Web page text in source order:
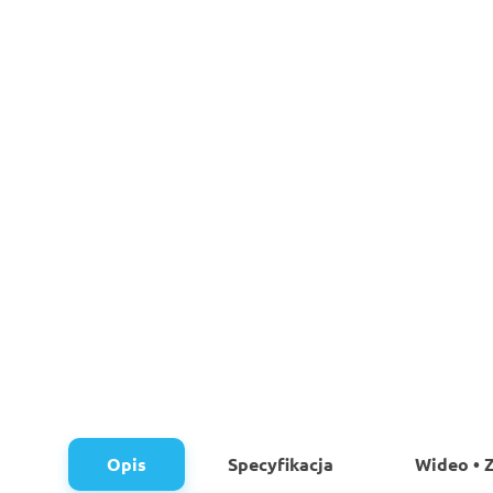
Opis Specyfikacja Wideo •